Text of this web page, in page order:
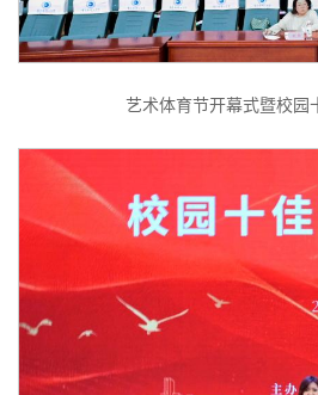
艺术体育节开幕式暨校园